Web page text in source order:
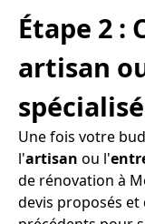
Étape 2 :
artisan
Une fois votre
l'artisan ou l'
de rénovation à
devis proposés et